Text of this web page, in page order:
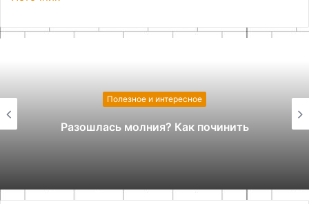
Полезное и интересное
Как восстановить пластмассовое кольцо
ножниц